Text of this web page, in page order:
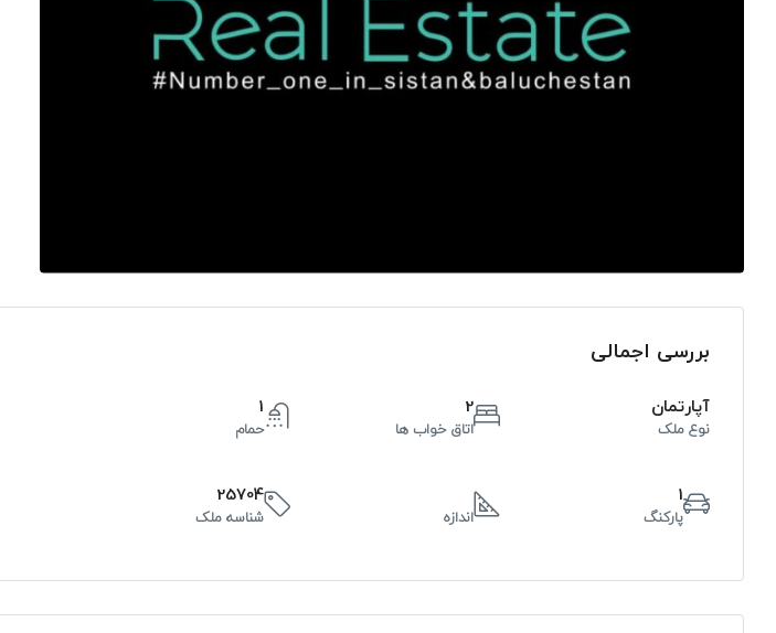
بررسی اجمالی
آپارتمان
نوع ملک
2
اتاق خواب ها
1
حمام
1
پارکنگ اندازه
25704
شناسه ملک
آگوست